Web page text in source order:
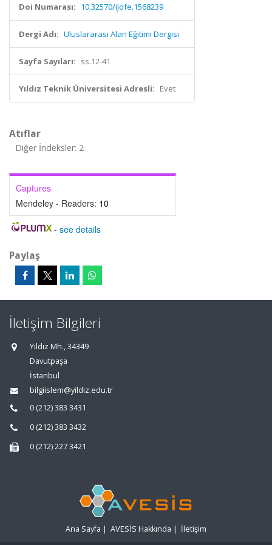
Doi Numarası: 10.32570/ijofe.1568239
Dergi Adı: Uluslararası Alan Eğitimi Dergisi
Sayfa Sayıları: ss.12-41
Yıldız Teknik Üniversitesi Adresli: Evet
Atıflar
Diğer İndeksler: 2
Captures
Mendeley - Readers: 10
- see details
Paylaş
İletişim Bilgileri
Yıldız Mh., 34349
Davutpaşa
İstanbul
bilgiislem@yildiz.edu.tr
0 (212) 383 3431
0 (212) 383 3432
0 (212) 227 3421
Ana Sayfa | AVESİS Hakkında | İletişim